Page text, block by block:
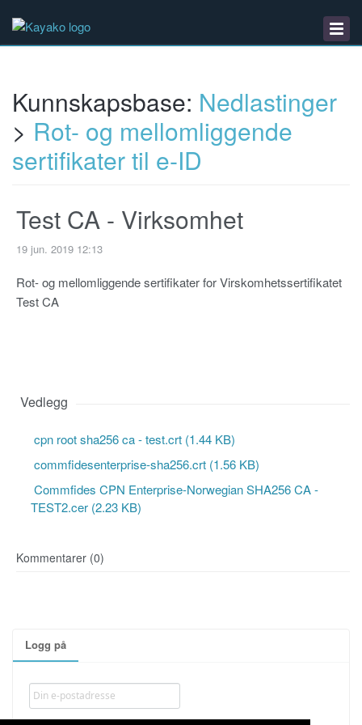
Kunnskapsbase
Nedlastinger
Logg på
Kunnskapsbase: Nedlastinger
> Rot- og mellomliggende​
sertifikater til e-ID
Test CA - Virksomhet
19 jun. 2019 12:13
Rot- og mellomliggende ​sertifikater for Virskomhetssertifikatet
Test CA
Vedlegg
cpn root sha256 ca - test.crt (1.44 KB)
commfidesenterprise-sha256.crt (1.56 KB)
Commfides CPN Enterprise-Norwegian SHA256 CA -
TEST2.cer (2.23 KB)
Kommentarer (0)